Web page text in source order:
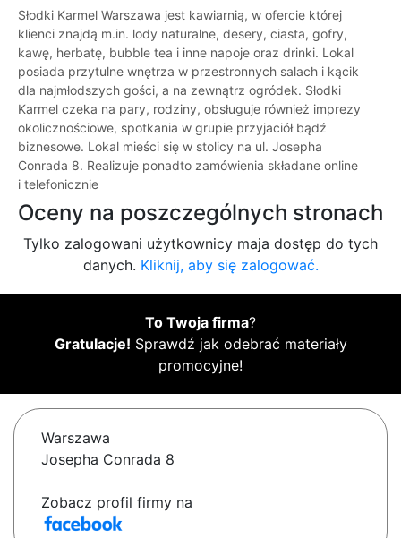
Słodki Karmel Warszawa jest kawiarnią, w ofercie której
klienci znajdą m.in. lody naturalne, desery, ciasta, gofry,
kawę, herbatę, bubble tea i inne napoje oraz drinki. Lokal
posiada przytulne wnętrza w przestronnych salach i kącik
dla najmłodszych gości, a na zewnątrz ogródek. Słodki
Karmel czeka na pary, rodziny, obsługuje również imprezy
okolicznościowe, spotkania w grupie przyjaciół bądź
biznesowe. Lokal mieści się w stolicy na ul. Josepha
Conrada 8. Realizuje ponadto zamówienia składane online
i telefonicznie
Oceny na poszczególnych stronach
Tylko zalogowani użytkownicy maja dostęp do tych
danych. Kliknij, aby się zalogować.
To Twoja firma?
Gratulacje! Sprawdź jak odebrać materiały
promocyjne!
Warszawa
Josepha Conrada 8
Zobacz profil firmy na